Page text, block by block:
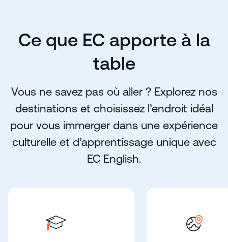
Ce que EC apporte à la
table
Vous ne savez pas où aller ? Explorez nos
destinations et choisissez l’endroit idéal
pour vous immerger dans une expérience
culturelle et d’apprentissage unique avec
EC English.